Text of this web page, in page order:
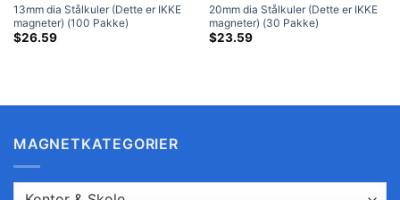
13mm dia Stålkuler (Dette er IKKE
magneter) (100 Pakke)
$26.59
20mm dia Stålkuler (Dette er IKKE
magneter) (30 Pakke)
$23.59
MAGNETKATEGORIER